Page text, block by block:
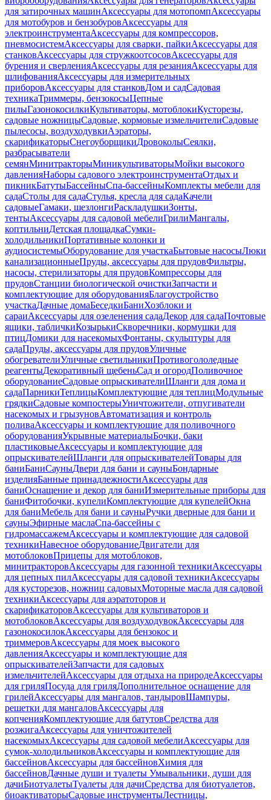
для затирочных машинАксессуары для мотопомпАксессуары
для мотобуров и бензобуровАксессуары для
электроинструментаАксессуары для компрессоров,
пневмосистемАксессуары для сварки, пайкиАксессуары для
станковАксессуары для стружкоотсосовАксессуары для
бурения и сверленияАксессуары для резанияАксессуары для
шлифованияАксессуары для измерительных
приборовАксессуары для станковДом и садСадовая
техникаТриммеры, бензокосыЦепные
пилыГазонокосилкиКультиваторы, мотоблокиКусторезы,
садовые ножницыСадовые, кормовые измельчителиСадовые
пылесосы, воздуходувкиАэраторы,
скарификаторыСнегоуборщикиДровоколыСеялки,
разбрасыватели
семянМинитракторыМиникультиваторыМойки высокого
давленияНаборы садового электроинструментаОтдых и
пикникБатутыБассейныСпа-бассейныКомплекты мебели для
садаСтолы для садаСтулья, кресла для садаКачели
садовыеГамаки, шезлонгиРаскладушкиЗонты,
тентыАксессуары для садовой мебелиГрилиМангалы,
коптильниДетская площадкаСумки-
холодильникиПортативные колонки и
аудиосистемыОборудование для участкаБытовые насосыЛюки
канализационныеПруды, аксессуары для прудовФильтры,
насосы, стерилизаторы для прудовКомпрессоры для
прудовСтанции биологической очисткиЗапчасти и
комплектующие для оборудованияБлагоустройство
участкаДачные домаБеседкиБаниХозблоки и
сараиАксессуары для озеленения садаДекор для садаПочтовые
ящики, табличкиКозырькиСкворечники, кормушки для
птицДомики для насекомыхФонтаны, скульптуры для
садаПруды, аксессуары для прудовУличные
обогревателиУличные светильникиПротивогололедные
реагентыДекоративный щебеньСад и огородПоливочное
оборудованиеСадовые опрыскивателиШланги для дома и
садаПарникиТеплицыКомплектующие для теплицМодульные
грядкиСадовые компостерыУничтожители, отпугиватели
насекомых и грызуновАвтоматизация и контроль
поливаАксессуары и комплектующие для поливочного
оборудованияУкрывные материалыБочки, баки
пластиковыеАксессуары и комплектующие для
опрыскивателейШланги для опрыскивателейТовары для
баниБаниСауныДвери для бани и сауныБондарные
изделияБанные принадлежностиАксессуары для
баниОснащение и декор для баниИзмерительные приборы для
баниФитобочки, купелиКомплектующие для купелейОкна
для баниМебель для бани и сауныРучки дверные для бани и
сауныЭфирные маслаСпа-бассейны с
гидромассажемАксессуары и комплектующие для садовой
техникиНавесное оборудованиеДвигатели для
мотоблоковПрицепы для мотоблоков,
минитракторовАксессуары для газонной техникиАксессуары
для цепных пилАксессуары для садовой техникиАксессуары
для кусторезов, ножниц садовыхМоторные масла для садовой
техникиАксессуары для аэратоторов и
скарификаторовАксессуары для культиваторов и
мотоблоковАксессуары для воздуходувокАксессуары для
газонокосилокАксессуары для бензокос и
триммеровАксессуары для моек высокого
давленияАксессуары и комплектующие для
опрыскивателейЗапчасти для садовых
измельчителейАксессуары для отдыха на природеАксессуары
для гриляПосуда для гриляДополнительное оснащение для
грилейАксессуары для мангалов, тандыровШампуры,
решетки для мангаловАксессуары для
копченияКомплектующие для батутовСредства для
розжигаАксессуары для уничтожителей
насекомыхАксессуары для садовой мебелиАксессуары для
сумок-холодильниковАксессуары и комплектующие для
бассейновАксессуары для бассейновХимия для
бассейновДачные души и туалеты Умывальники, души для
дачиБиотуалетыТуалеты для дачиСредства для биотуалетов,
биоактиваторыСадовые инструментыЛестницы,